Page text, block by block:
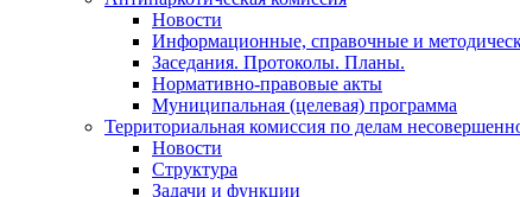
Новости
Информационные, справочные и
Заседания. Протоколы. Планы.
Нормативно-правовые акты
Муниципальная (целевая) программа
Территориальная комиссия по делам
Новости
Структура
Задачи и функции